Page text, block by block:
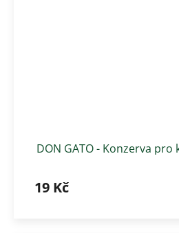
DON GATO - Konzerva pro
19 Kč